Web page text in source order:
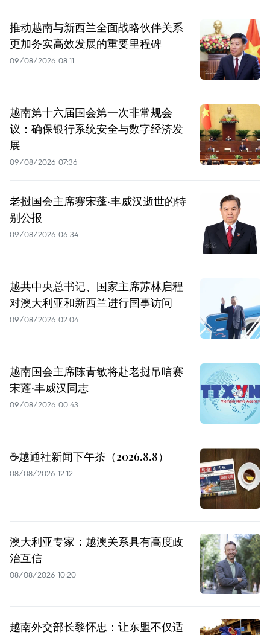
推动越南与新西兰全面战略伙伴关系
更加务实高效发展的重要里程碑
09/08/2026 08:11
越南第十六届国会第一次非常规会
议：确保银行系统安全与数字经济发
展
09/08/2026 07:36
老挝国会主席赛宋蓬·丰威汉逝世的特
别公报
09/08/2026 06:34
越共中央总书记、国家主席苏林启程
对澳大利亚和新西兰进行国事访问
09/08/2026 02:04
越南国会主席陈青敏将赴老挝吊唁赛
宋蓬·丰威汉同志
09/08/2026 00:43
☕️越通社新闻下午茶（2026.8.8）
08/08/2026 12:12
澳大利亚专家：越澳关系具有高度政
治互信
08/08/2026 10:20
越南外交部长黎怀忠：让东盟不仅适